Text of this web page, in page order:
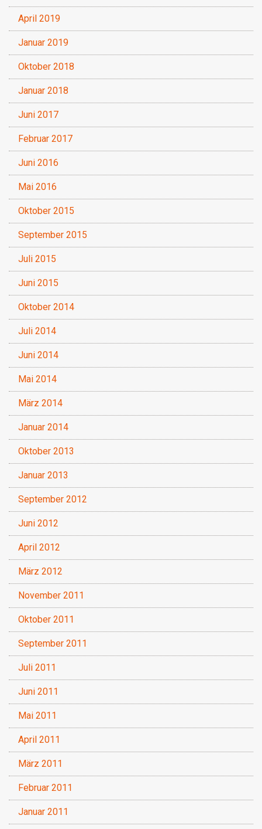
April 2019
Januar 2019
Oktober 2018
Januar 2018
Juni 2017
Februar 2017
Juni 2016
Mai 2016
Oktober 2015
September 2015
Juli 2015
Juni 2015
Oktober 2014
Juli 2014
Juni 2014
Mai 2014
März 2014
Januar 2014
Oktober 2013
Januar 2013
September 2012
Juni 2012
April 2012
März 2012
November 2011
Oktober 2011
September 2011
Juli 2011
Juni 2011
Mai 2011
April 2011
März 2011
Februar 2011
Januar 2011